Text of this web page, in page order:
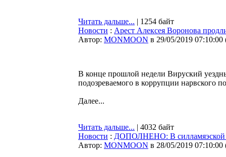
Читать дальше... | 1254 байт
Новости : Арест Алексея Воронова
Автор: MONMOON в 29/05/2019 07:10:00
В конце прошлой недели Вируский
подозреваемого в коррупции нарвского
Далее...
Читать дальше... | 4032 байт
Новости : ДОПОЛНЕНО: В силламяэской
Автор: MONMOON в 28/05/2019 07:10:00